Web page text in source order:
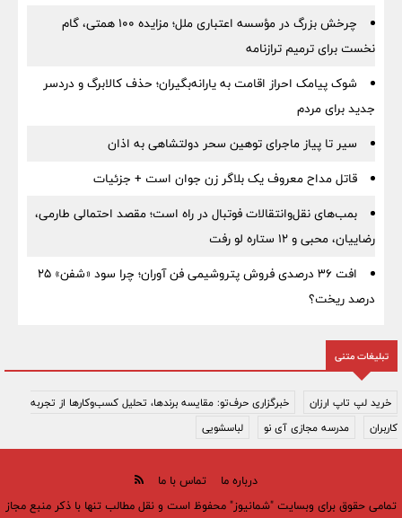
چرخش بزرگ در مؤسسه اعتباری ملل؛ مزایده ۱۰۰ همتی، گام
نخست برای ترمیم ترازنامه
شوک پیامک احراز اقامت به یارانه‌بگیران؛ حذف کالابرگ و دردسر
جدید برای مردم
سیر تا پیاز ماجرای توهین سحر دولتشاهی به اذان
قاتل مداح معروف یک بلاگر زن جوان است + جزئیات
بمب‌های نقل‌وانتقالات فوتبال در راه است؛ مقصد احتمالی طارمی،
رضاییان، محبی و ۱۲ ستاره لو رفت
افت ۳۶ درصدی فروش پتروشیمی فن آوران؛ چرا سود «شفن» ۲۵
درصد ریخت؟
تبلیغات متنی
خرید لپ تاپ ارزان
خبرگزاری حرف‌تو: مقایسه برندها، تحلیل کسب‌وکارها از تجربه
کاربران
مدرسه مجازی آی نو لباسشویی
درباره ما
تماس با ما
تمامی حقوق برای وبسایت "شمانیوز" محفوظ است و نقل مطالب تنها با ذکر منبع مجاز